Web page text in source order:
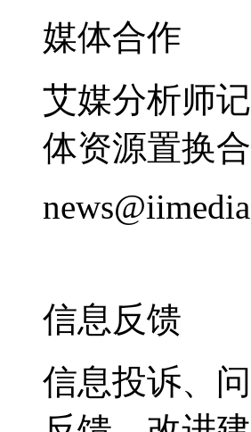
媒体合作
艾媒分析师
体资源置换合
信息反馈
信息投诉、